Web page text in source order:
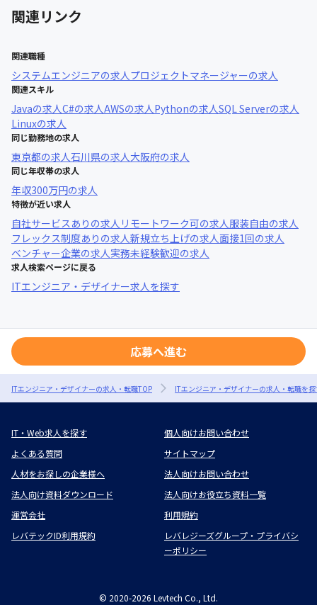
関連リンク
関連職種
システムエンジニアの求人プロジェクトマネージャーの求人
関連スキル
Javaの求人C#の求人AWSの求人Pythonの求人SQL Serverの求人
Linuxの求人
同じ勤務地の求人
東京都の求人石川県の求人大阪府の求人
同じ年収帯の求人
年収300万円の求人
特徴が近い求人
自社サービスあり の求人 リモートワーク可の求人服装自由の求人
フレックス制度あり の求人新規立ち上げの求人面接1回の求人
ベンチャー企業の求人実務未経験歓迎の求人
求人検索ページに戻る
ITエンジニア・デザイナー求人を探す
応募へ進む
ITエンジニア・デザイナーの求人・転職TOP ITエンジニア・デザイナーの求人・転職を
IT・Web求人を探す
個人向けお問い合わせ
よくある質問
サイトマップ
人材をお探しの企業様へ
法人向けお問い合わせ
法人向け資料ダウンロード
法人向けお役立ち資料一覧
運営会社
利用規約
レバテックID利用規約
レバレジーズグループ・プライバシ
ーポリシー
© 2020-2026 Levtech Co., Ltd.